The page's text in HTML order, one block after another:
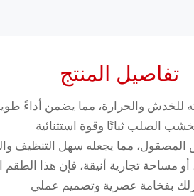
تفاصيل المنتج
للخدش والحرارة، مما يضمن أداءً
مما يجعله سهل التنظيف
مساحة تجارية أنيقة، فإن هذا